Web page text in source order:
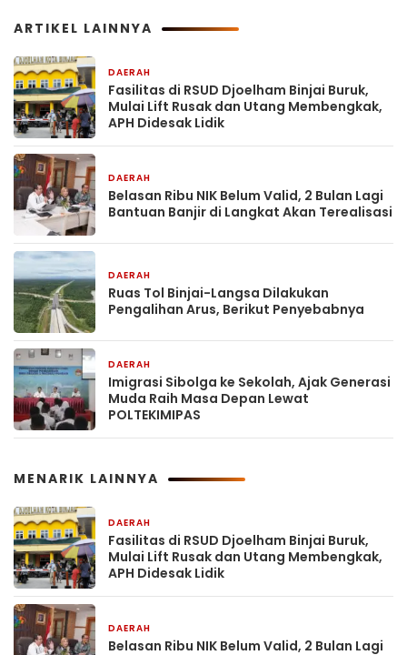
ARTIKEL LAINNYA
DAERAH
Fasilitas di RSUD Djoelham Binjai Buruk,
Mulai Lift Rusak dan Utang Membengkak,
APH Didesak Lidik
DAERAH
Belasan Ribu NIK Belum Valid, 2 Bulan Lagi
Bantuan Banjir di Langkat Akan Terealisasi
DAERAH
Ruas Tol Binjai-Langsa Dilakukan
Pengalihan Arus, Berikut Penyebabnya
DAERAH
Imigrasi Sibolga ke Sekolah, Ajak Generasi
Muda Raih Masa Depan Lewat
POLTEKIMIPAS
MENARIK LAINNYA
DAERAH
Fasilitas di RSUD Djoelham Binjai Buruk,
Mulai Lift Rusak dan Utang Membengkak,
APH Didesak Lidik
DAERAH
Belasan Ribu NIK Belum Valid, 2 Bulan Lagi